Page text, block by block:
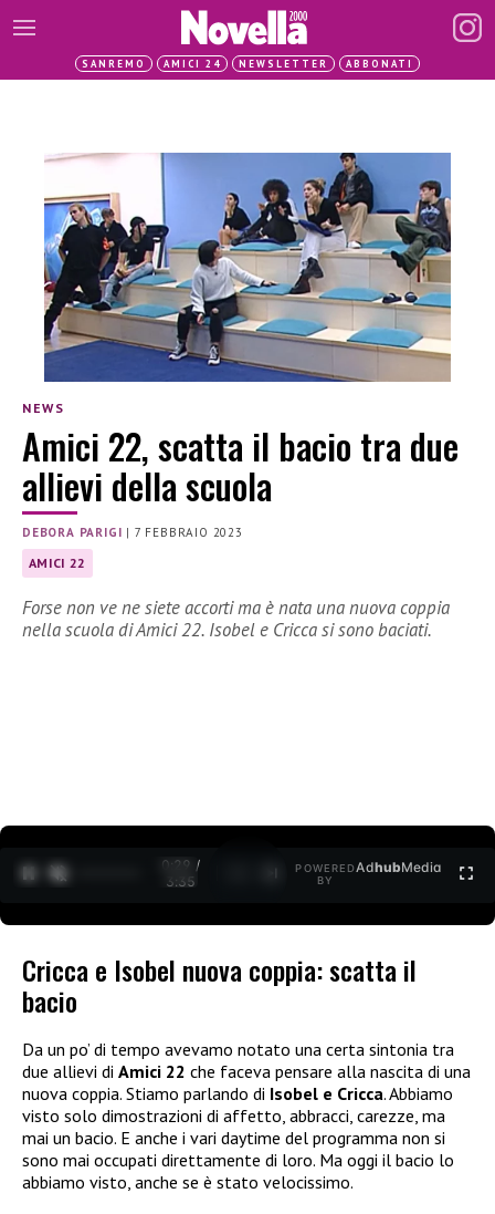
SANREMO AMICI 24 NEWSLETTER ABBONATI
NEWS
Amici 22, scatta il bacio tra due
allievi della scuola
DEBORA PARIGI | 7 FEBBRAIO 2023
AMICI 22
Forse non ve ne siete accorti ma è nata una nuova coppia
nella scuola di Amici 22. Isobel e Cricca si sono baciati.
0:30 /
3:35
POWERED
BY
AdhubMedia
Cricca e Isobel nuova coppia: scatta il
bacio
Da un po’ di tempo avevamo notato una certa sintonia tra
due allievi di Amici 22 che faceva pensare alla nascita di una
nuova coppia. Stiamo parlando di Isobel e Cricca. Abbiamo
visto solo dimostrazioni di affetto, abbracci, carezze, ma
mai un bacio. E anche i vari daytime del programma non si
sono mai occupati direttamente di loro. Ma oggi il bacio lo
abbiamo visto, anche se è stato velocissimo.